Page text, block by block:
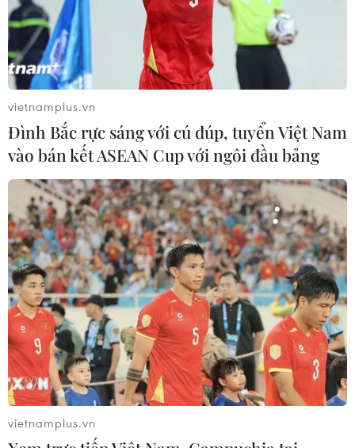
Xem xét giảm nhẹ cho hai anh em vô tình
khiến cha ruột tử vong
22/03/2019 12:37
Ông Lực sau khi uống rượu về đập phá đồ đạc, đuổi
đánh vợ con đã bị Lượng và Long dùng dây điện và
dây cao su trói chân, tay buộc ông Lực ngồi sát chân
giường, sau đó bỏ đi ngủ mặc cho ông Lực kêu la.
vietnamplus.vn
Đình Bắc rực sáng với cú đúp, tuyển Việt Nam
vào bán kết ASEAN Cup với ngôi đầu bảng
vietnamplus.vn